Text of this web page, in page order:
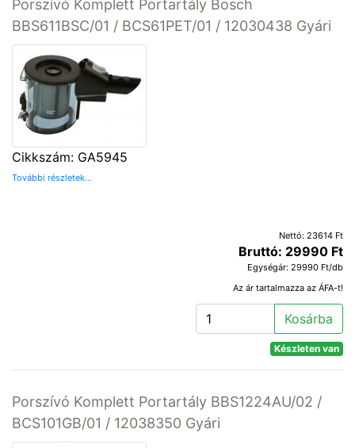
Porszívó Komplett Portartály Bosch
BBS611BSC/01 / BCS61PET/01 / 12030438 Gyári
Cikkszám: GA5945
További részletek...
Nettó: 23614 Ft
Bruttó: 29990 Ft
Egységár: 29990 Ft/db
Az ár tartalmazza az ÁFA-t!
Kosárba
Készleten van
Porszívó Komplett Portartály BBS1224AU/02 /
BCS101GB/01 / 12038350 Gyári